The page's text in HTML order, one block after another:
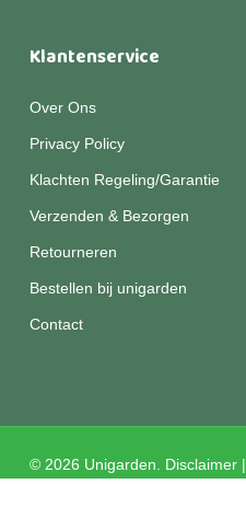
Klantenservice
Over Ons
Privacy Policy
Klachten Regeling/Garantie
Verzenden & Bezorgen
Retourneren
Bestellen bij unigarden
Contact
© 2026 Unigarden. Disclaimer|